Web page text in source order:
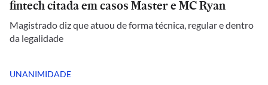
fintech citada em casos Master e MC Ryan
Magistrado diz que atuou de forma técnica, regular e dentro
da legalidade
UNANIMIDADE